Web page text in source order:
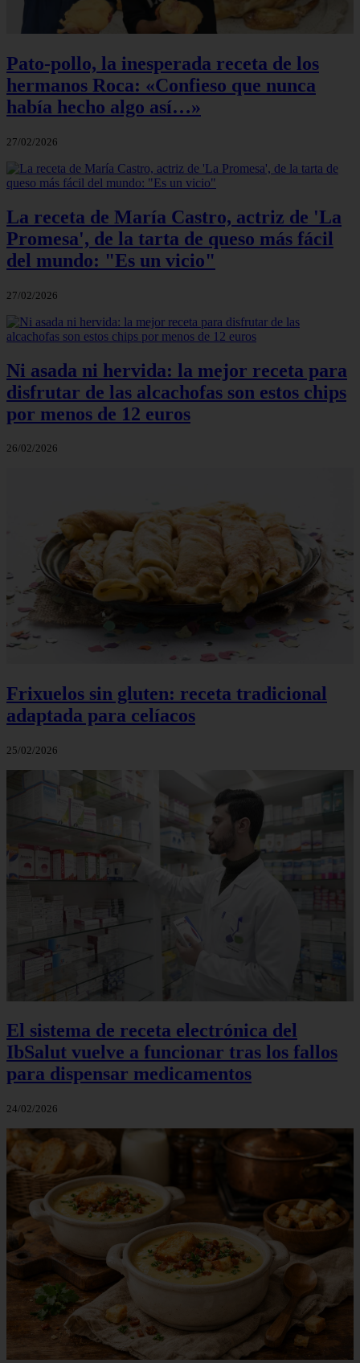
Pato-pollo, la inesperada receta de los
hermanos Roca: «Confieso que nunca
había hecho algo así…»
27/02/2026
La receta de María Castro, actriz de 'La
Promesa', de la tarta de queso más fácil
del mundo: "Es un vicio"
27/02/2026
Ni asada ni hervida: la mejor receta para
disfrutar de las alcachofas son estos chips
por menos de 12 euros
26/02/2026
Frixuelos sin gluten: receta tradicional
adaptada para celíacos
25/02/2026
El sistema de receta electrónica del
IbSalut vuelve a funcionar tras los fallos
para dispensar medicamentos
24/02/2026